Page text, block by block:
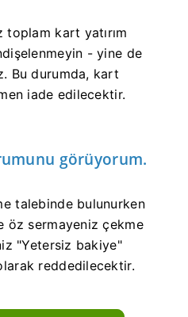
toplam kart yatırım
- yine de
Bu durumda, kart
iade edilecektir.
görüyorum.
talebinde bulunurken
öz sermayeniz çekme
"Yetersiz bakiye"
reddedilecektir.